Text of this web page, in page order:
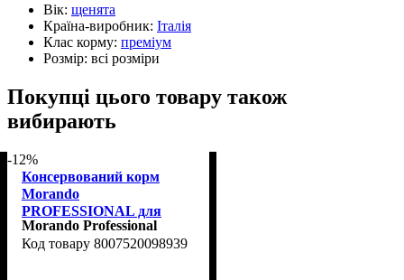
Вік: щенята
Країна-виробник: Італія
Клас корму: преміум
Розмір: всі розміри
Покупці цього товару також
вибирають
-12%
Консервований корм
Morando
PROFESSIONAL для
дорослих собак, паштет з
качкою, 400 г
Morando Professional
8007520098939